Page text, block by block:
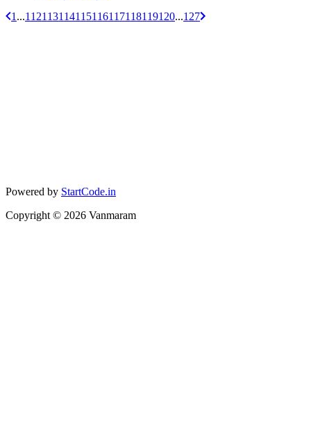
1 ...112113114115116117118119120...127
Powered by StartCode.in
Copyright © 2026 Vanmaram